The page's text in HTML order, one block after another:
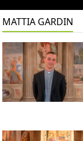
MATTIA GARDIN